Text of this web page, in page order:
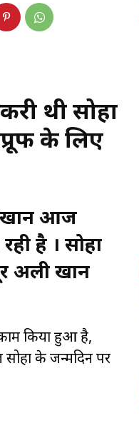
थी सोहा
के लिए
खान आज
है । सोहा
अली खान
किया हुआ है,
के जन्मदिन पर